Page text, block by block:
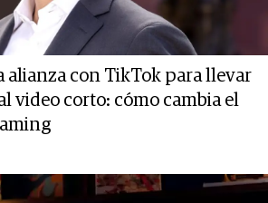
alianza con TikTok para llevar
video corto: cómo cambia el